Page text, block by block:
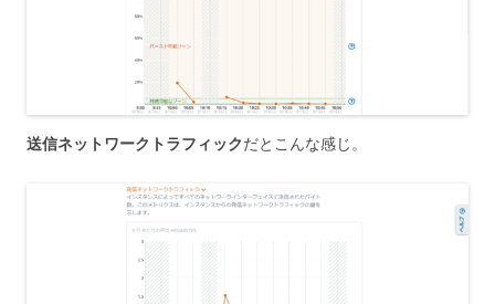
送信ネットワークトラフィックだとこんな感じ。